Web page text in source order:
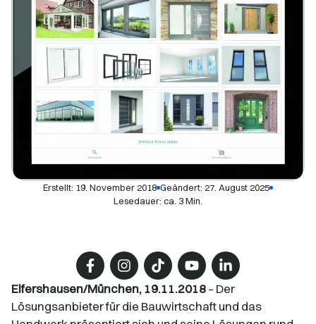
Erstellt: 19. November 2018 Geändert: 27. August 2025
Lesedauer: ca. 3 Min.
Elfershausen/München, 19.11.2018– Der
Lösungsanbieter für die Bauwirtschaft und das